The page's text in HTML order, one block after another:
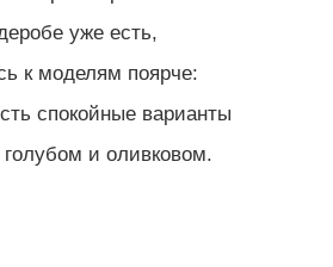
уже есть,
к моделям поярче:
спокойные варианты
и оливковом.